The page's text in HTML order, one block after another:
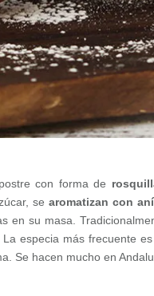
con forma de
se aromatizan con
en su masa.
especia más frecuente
Se hacen mucho en